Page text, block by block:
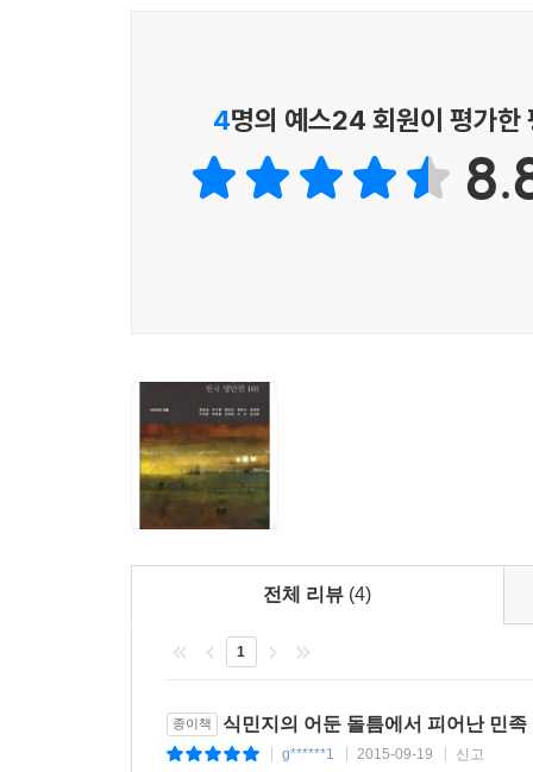
이런 경이는 나를 늙게 하는 동시에 젊게 한다
이 다리 밑에서 엇갈리는 기차처럼
늙음과 젊음의 분간이 서지 않는다
_김수영, 「현대식 교량」 중에서
새로운 세대를 위한 한국문학의 밝은 길잡이
황석영의 한국 명단편 101
향방을 예고하는 것이 아니었을까. 식민지 시대
교량’의 역할을 하겠다는 천명의 증거들처럼
근본적이고도 절박한 욕망으로, 그는 ‘황석영의
‘현대식 교량’ 위를 건너다니며 소설 안에 기록된
4명의 예스24 회원이 평가한
전체 리뷰 (4)
1
종이책 식민지의 어둔 돌틈에서 피어난 민족
g******1 2015-09-19 신고